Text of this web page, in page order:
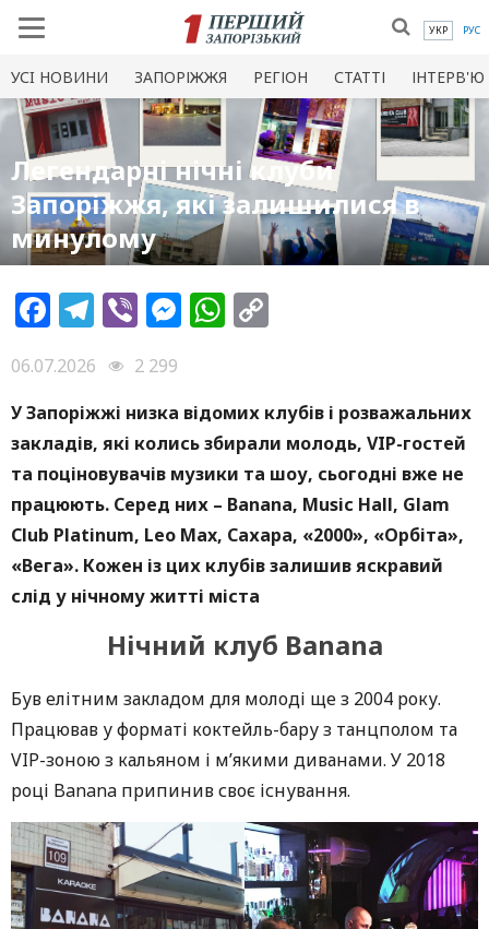
УКР РУС
УСI НОВИНИ ЗАПОРІЖЖЯ РЕГІОН СТАТТІ ІНТЕРВ'Ю
Легендарні нічні клуби
Запоріжжя, які залишилися в
минулому
Facebook
Telegram
ViberMessenger
WhatsApp
06.07.2026
2 299
У Запоріжжі низка відомих клубів і розважальних
закладів, які колись збирали молодь, VIP-гостей
та поціновувачів музики та шоу, сьогодні вже не
працюють. Серед них – Banana, Music Hall, Glam
Club Platinum, Leo Max, Сахара, «2000», «Орбіта»,
«Вега». Кожен із цих клубів залишив яскравий
слід у нічному житті міста
Нічний клуб Banana
Був елітним закладом для молоді ще з 2004 року.
Працював у форматі коктейль-бару з танцполом та
VIP-зоною з кальяном і м’якими диванами. У 2018
році Banana припинив своє існування.